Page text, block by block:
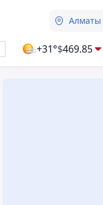
Алматы
+31°$469.85